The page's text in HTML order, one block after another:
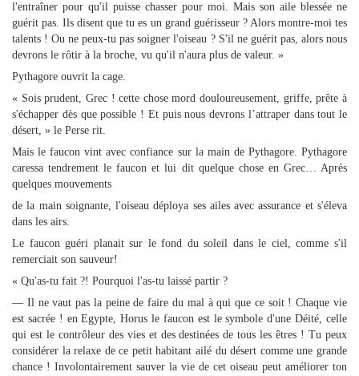
l'entraîner pour qu'il puisse chasser pour moi. Mais son aile blessée ne
guérit pas. Ils disent que tu es un grand guérisseur ? Alors montre-moi tes
talents ! Ou ne peux-tu pas soigner l'oiseau ? S'il ne guérit pas, alors nous
devrons le rôtir à la broche, vu qu'il n'aura plus de valeur. »
Pythagore ouvrit la cage.
« Sois prudent, Grec ! cette chose mord douloureusement, griffe, prête à
s'échapper dès que possible ! Et puis nous devrons l’attraper dans tout le
désert, » le Perse rit.
Mais le faucon vint avec confiance sur la main de Pythagore. Pythagore
caressa tendrement le faucon et lui dit quelque chose en Grec… Après
quelques mouvements
de la main soignante, l'oiseau déploya ses ailes avec assurance et s'éleva
dans les airs.
Le faucon guéri planait sur le fond du soleil dans le ciel, comme s'il
remerciait son sauveur!
« Qu'as-tu fait ?! Pourquoi l'as-tu laissé partir ?
— Il ne vaut pas la peine de faire du mal à qui que ce soit ! Chaque vie
est sacrée ! en Egypte, Horus le faucon est le symbole d'une Déité, celle
qui est le contrôleur des vies et des destinées de tous les êtres ! Tu peux
considérer la relaxe de ce petit habitant ailé du désert comme une grande
chance ! Involontairement sauver la vie de cet oiseau peut améliorer ton